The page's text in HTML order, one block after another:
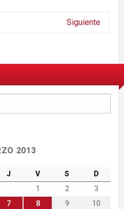
Siguiente
2013
J V S
D
1
2
3
7 8 9
10